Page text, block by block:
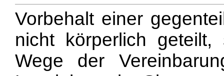
Vorbehalt einer
nicht körperlich
Wege der